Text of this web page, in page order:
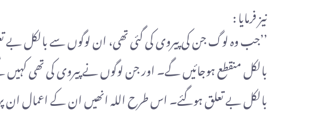
نیز فرمایا :
’’جب وہ لوگ جن کی پیروی کی گئی تھی، ان لوگوں سے بالکل
بالکل منقطع ہوجائیں گے۔ اور جن لوگوں نے پیروی کی تھی
بالکل بے تعلق ہوگئے۔ اس طرح اللہ انھیں ان کے اعمال ان پر